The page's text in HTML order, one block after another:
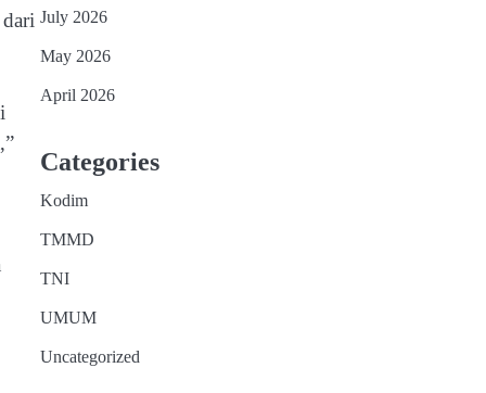
July 2026
May 2026
April 2026
Categories
Kodim
TMMD
TNI
UMUM
Uncategorized